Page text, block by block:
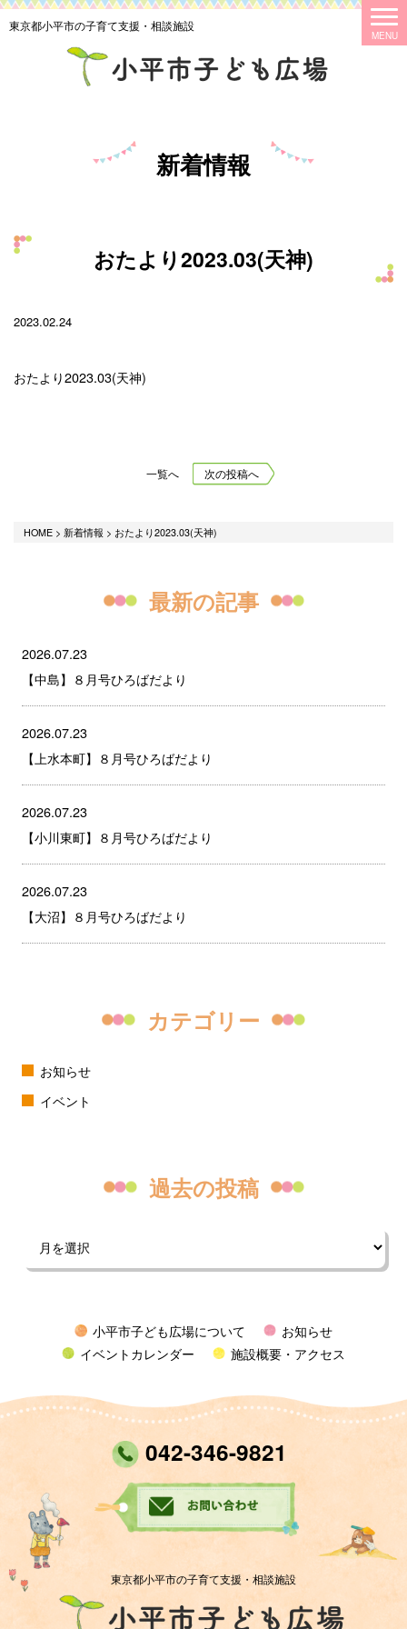
東京都小平市の子育て支援・相談施設
新着情報
おたより2023.03(天神)
2023.02.24
おたより2023.03(天神)
一覧へ 次の投稿へ
HOME> 新着情報 > おたより2023.03(天神)
最新の記事
2026.07.23
【中島】８月号ひろばだより
2026.07.23
【上水本町】８月号ひろばだより
2026.07.23
【小川東町】８月号ひろばだより
2026.07.23
【大沼】８月号ひろばだより
カテゴリー
お知らせ
イベント
過去の投稿
小平市子ども広場について
お知らせ
イベントカレンダー
施設概要・アクセス
042-346-9821
東京都小平市の子育て支援・相談施設